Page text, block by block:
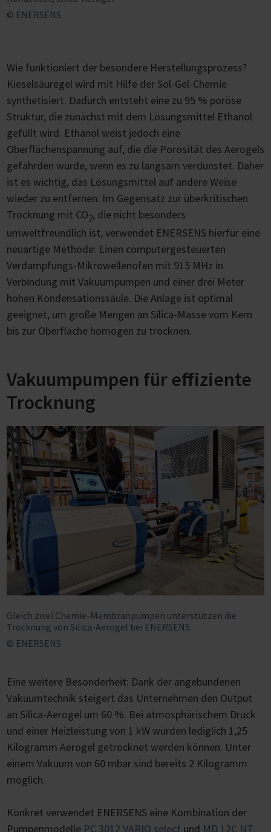
© ENERSENS
Wie funktioniert der besondere Herstellungsprozess?
Kieselsäuregel wird mit Hilfe der Sol-Gel-Chemie
synthetisiert. Dadurch entsteht eine zu 95 % poröse
Struktur, die zunächst mit dem Lösungsmittel Ethanol
gefüllt wird. Ethanol weist jedoch eine
Oberflächenspannung auf, die die Porosität des Aerogels
gefährden würde, wenn es zu langsam verdunstet. Daher
ist es wichtig, das Lösungsmittel auf andere Weise
wieder zu entfernen. Im Gegensatz zur überkritischen
Trocknung mit CO2, die nicht besonders
umweltfreundlich ist, verwendet ENERSENS hierfür eine
neuartige Methode: Einen computergesteuerten
Verdampfungs-Mikrowellenofen mit 915 MHz in
Verbindung mit Vakuumpumpen und einer drei Meter
hohen Kondensationssäule. Die Anlage ist optimal
geeignet, um große Mengen an Silica-Masse vom Kern
bis zur Oberfläche homogen zu trocknen.
Vakuumpumpen für effiziente
Trocknung
Gleich zwei Chemie-Membranpumpen unterstützen die
Trocknung von Silica-Aerogel bei ENERSENS.
© ENERSENS
Eine weitere Besonderheit: Dank der angebundenen
Vakuumtechnik steigert das Unternehmen den Output
an Silica-Aerogel um 60 %. Bei atmosphärischem Druck
und einer Heizleistung von 1 kW würden lediglich 1,25
Kilogramm Aerogel getrocknet werden können. Unter
einem Vakuum von 60 mbar sind bereits 2 Kilogramm
möglich.
Konkret verwendet ENERSENS eine Kombination der
Pumpenmodelle PC 3012 VARIO select und MD 12C NT.